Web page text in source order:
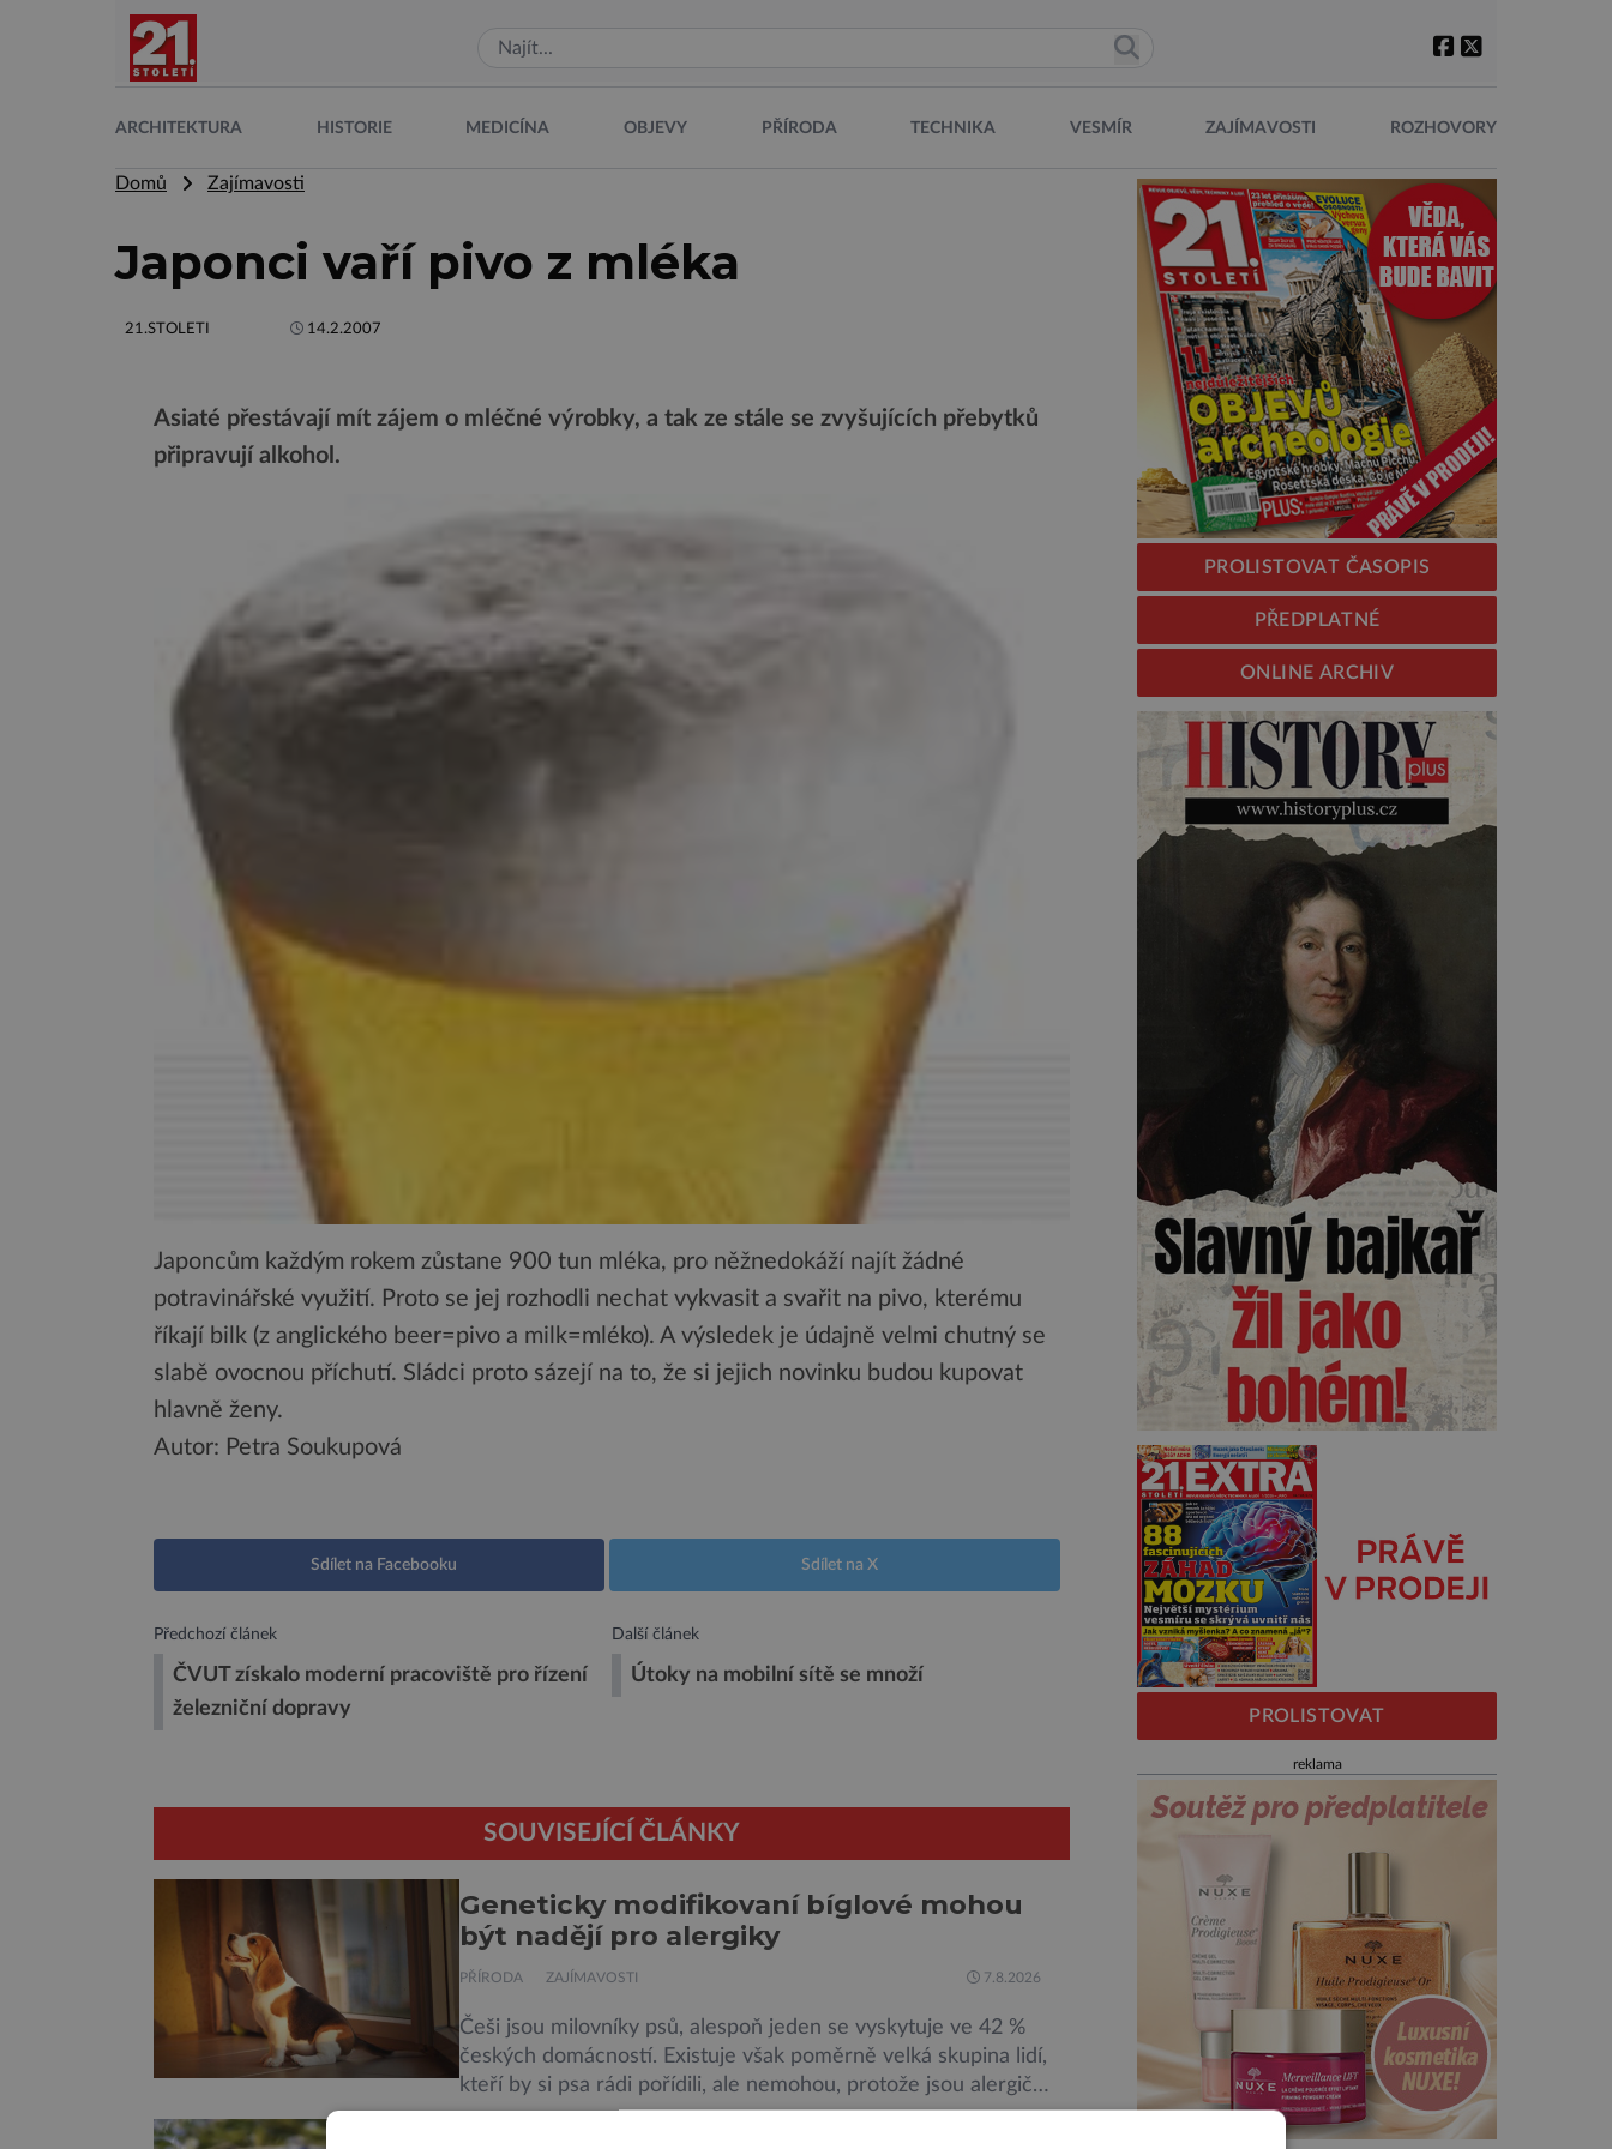
ARCHITEKTURA HISTORIE MEDICÍNA OBJEVY PŘÍRODA TECHNIKA VESMÍR ZAJÍMAVOSTI ROZHOVORY
Domů Zajímavosti
Japonci vaří pivo z mléka
21.STOLETI 14.2.2007
Asiaté přestávají mít zájem o mléčné výrobky, a tak ze stále se zvyšujících přebytků
připravují alkohol.
Japoncům každým rokem zůstane 900 tun mléka, pro něžnedokáží najít žádné
potravinářské využití. Proto se jej rozhodli nechat vykvasit a svařit na pivo, kterému
říkají bilk (z anglického beer=pivo a milk=mléko). A výsledek je údajně velmi chutný se
slabě ovocnou příchutí. Sládci proto sázejí na to, že si jejich novinku budou kupovat
hlavně ženy.
Autor: Petra Soukupová
Sdílet na Facebooku Sdílet na X
Předchozí článek
ČVUT získalo moderní pracoviště pro řízení
železniční dopravy
Další článek
Útoky na mobilní sítě se množí
SOUVISEJÍCÍ ČLÁNKY
Geneticky modifikovaní bíglové mohou
být nadějí pro alergiky
PŘÍRODA ZAJÍMAVOSTI 7.8.2026
Češi jsou milovníky psů, alespoň jeden se vyskytuje ve 42 %
českých domácností. Existuje však poměrně velká skupina lidí,
kteří by si psa rádi pořídili, ale nemohou, protože jsou alergičtí.
Jejich imunitní systém přecitlivěle reaguje na proteiny
PROLISTOVAT ČASOPIS
PŘEDPLATNÉ
ONLINE ARCHIV
PROLISTOVAT
reklama